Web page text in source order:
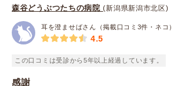
森谷どうぶつたちの病院(新潟県新潟市北区)
耳を澄ませばさん（掲載口コミ3件・ネコ）
4.5
この口コミは受診から5年以上経過しています。
感謝